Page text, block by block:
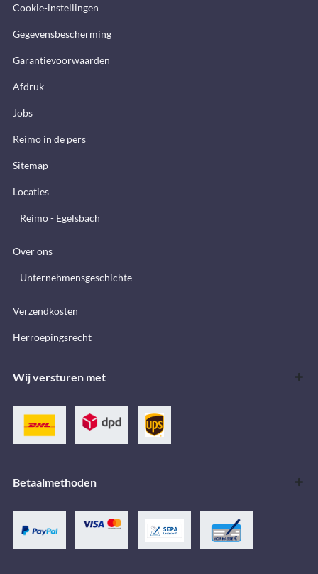
Cookie-instellingen
Gegevensbescherming
Garantievoorwaarden
Afdruk
Jobs
Reimo in de pers
Sitemap
Locaties
Reimo - Egelsbach
Over ons
Unternehmensgeschichte
Verzendkosten
Herroepingsrecht
Wij versturen met
Betaalmethoden